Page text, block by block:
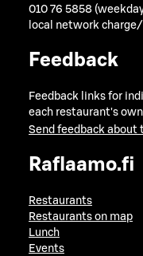
010 76 5858
local network
Feedback
Feedback links for
each restaurant's
Send feedback about
Raflaamo.fi
Restaurants
Restaurants on map
Lunch
Events